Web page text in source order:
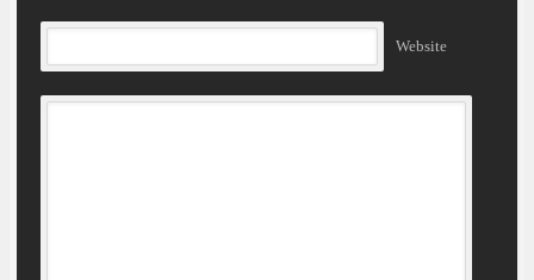
Website